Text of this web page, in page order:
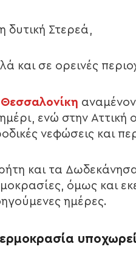
δυτική Στερεά,
και σε ορεινές
Θεσσαλονίκη
ενώ στην Αττική
νεφώσεις και
και τα
όμως και
ημέρες.